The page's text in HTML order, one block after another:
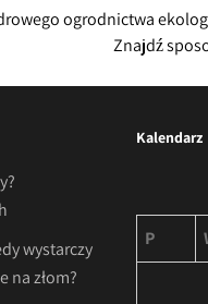
ogrodnictwa
Znajdź
wystarczy
na złom?
Kalendarz
P